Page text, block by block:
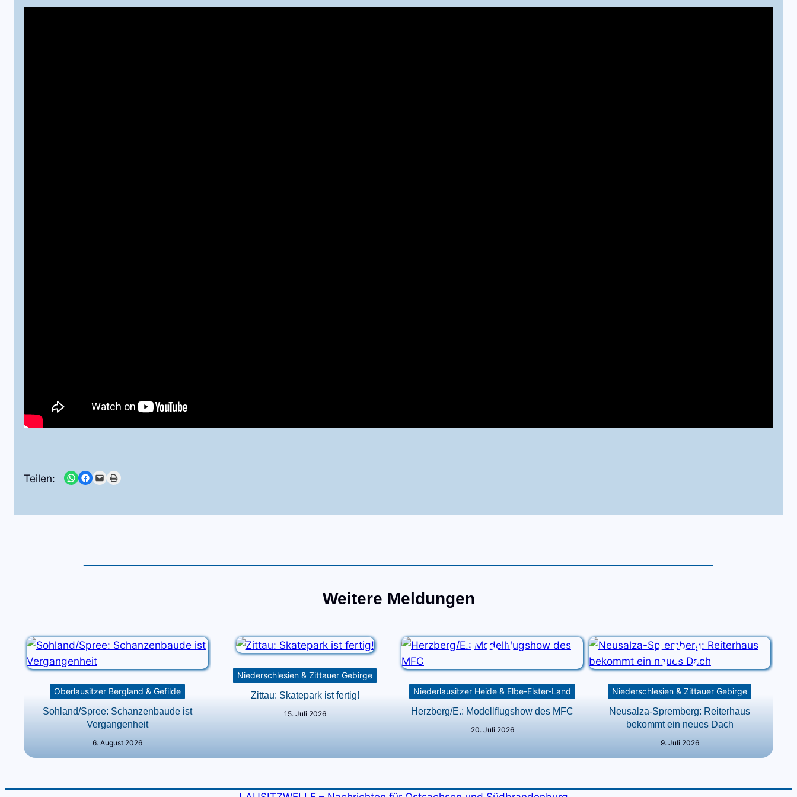
Teilen: Share on WhatsApp
Share on Facebook
Email this PagePrint this Page
Weitere Meldungen
Oberlausitzer Bergland & Gefilde
Sohland/Spree: Schanzenbaude ist
Vergangenheit
6. August 2026
Niederschlesien & Zittauer Gebirge
Zittau: Skatepark ist fertig!
15. Juli 2026
Niederlausitzer Heide & Elbe-Elster-Land
Herzberg/E.: Modellflugshow des MFC
20. Juli 2026
Niederschlesien & Zittauer Gebirge
Neusalza-Spremberg: Reiterhaus
bekommt ein neues Dach
9. Juli 2026